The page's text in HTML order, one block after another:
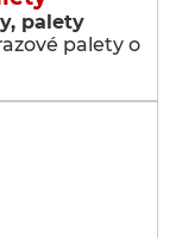
palety
palety o